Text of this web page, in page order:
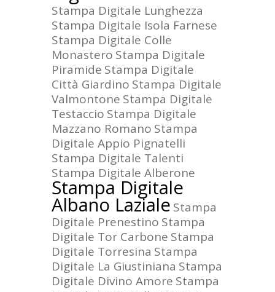
Stampa Digitale Lunghezza
Stampa Digitale Isola Farnese
Stampa Digitale Colle
Monastero Stampa Digitale
Piramide Stampa Digitale
Città Giardino Stampa Digitale
Valmontone Stampa Digitale
Testaccio Stampa Digitale
Mazzano Romano Stampa
Digitale Appio Pignatelli
Stampa Digitale Talenti
Stampa Digitale Alberone
Stampa Digitale
Albano Laziale Stampa
Digitale Prenestino Stampa
Digitale Tor Carbone Stampa
Digitale Torresina Stampa
Digitale La Giustiniana Stampa
Digitale Divino Amore Stampa